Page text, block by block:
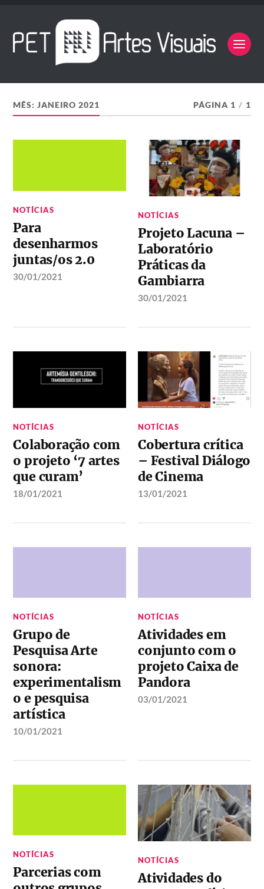
MÊS:JANEIRO 2021 PÁGINA 1 / 1
NOTÍCIAS
Para
desenharmos
juntas/os 2.0
30/01/2021
NOTÍCIAS
Projeto Lacuna –
Laboratório
Práticas da
Gambiarra
30/01/2021
NOTÍCIAS
Colaboração com
o projeto ‘7 artes
que curam’
18/01/2021
NOTÍCIAS
Cobertura crítica
– Festival Diálogo
de Cinema
13/01/2021
NOTÍCIAS
Grupo de
Pesquisa Arte
sonora:
experimentalism
o e pesquisa
artística
10/01/2021
NOTÍCIAS
Atividades em
conjunto com o
projeto Caixa de
Pandora
03/01/2021
NOTÍCIAS
Parcerias com
NOTÍCIAS
Atividades do